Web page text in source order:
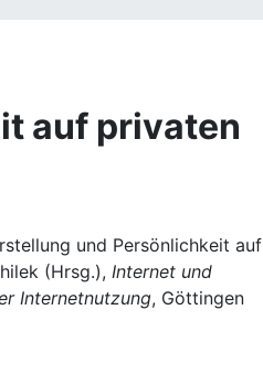
auf privaten
und Persönlichkeit auf
(Hrsg.), Internet und
Internetnutzung, Göttingen